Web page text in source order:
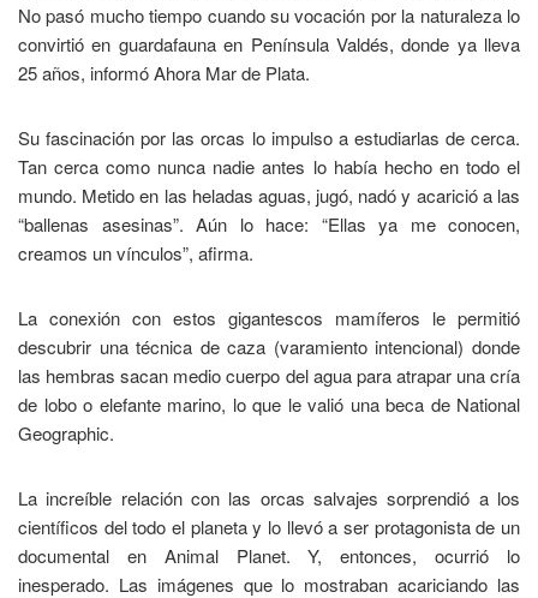
No pasó mucho tiempo cuando su vocación por la naturaleza lo
convirtió en guardafauna en Península Valdés, donde ya lleva
25 años, informó Ahora Mar de Plata.
Su fascinación por las orcas lo impulso a estudiarlas de cerca.
Tan cerca como nunca nadie antes lo había hecho en todo el
mundo. Metido en las heladas aguas, jugó, nadó y acarició a las
“ballenas asesinas”. Aún lo hace: “Ellas ya me conocen,
creamos un vínculos”, afirma.
La conexión con estos gigantescos mamíferos le permitió
descubrir una técnica de caza (varamiento intencional) donde
las hembras sacan medio cuerpo del agua para atrapar una cría
de lobo o elefante marino, lo que le valió una beca de National
Geographic.
La increíble relación con las orcas salvajes sorprendió a los
científicos del todo el planeta y lo llevó a ser protagonista de un
documental en Animal Planet. Y, entonces, ocurrió lo
inesperado. Las imágenes que lo mostraban acariciando las